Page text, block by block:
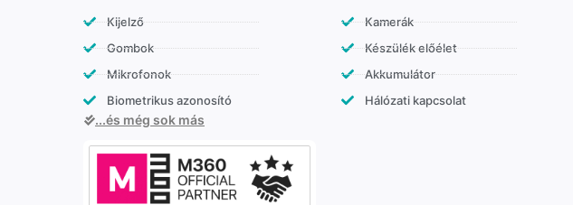
Kijelző
Gombok
Mikrofonok
Biometrikus azonosító
Kamerák
Készülék előélet
Akkumulátor
Hálózati kapcsolat
...és még sok más